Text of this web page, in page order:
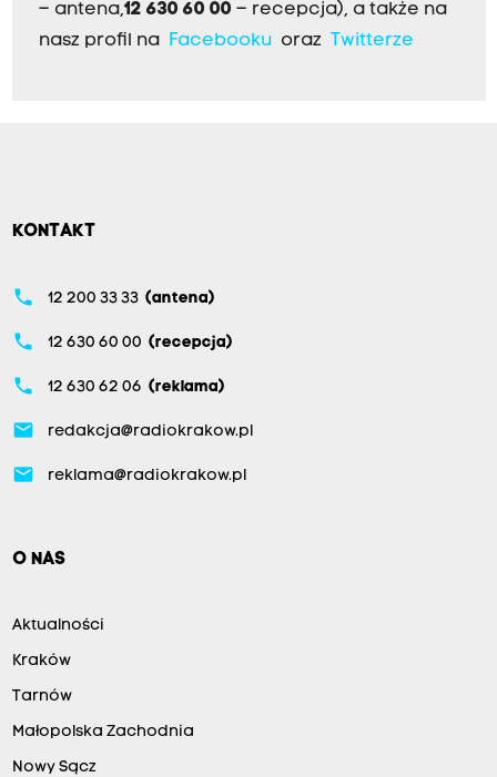
– antena,12 630 60 00 – recepcja), a także na
nasz profil na Facebookuoraz Twitterze
KONTAKT
phone 12 200 33 33 (antena)
phone 12 630 60 00 (recepcja)
phone 12 630 62 06 (reklama)
email redakcja@radiokrakow.pl
email reklama@radiokrakow.pl
O NAS
Aktualności
Kraków
Tarnów
Małopolska Zachodnia
Nowy Sącz